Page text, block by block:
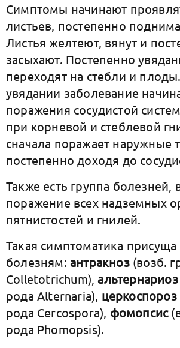
Симптомы начинают
листьев, постепенно
Листья желтеют, вянут и
засыхают. Постепенно
переходят на стебли и
увядании заболевание
поражения сосудистой
при корневой и стеблевой
сначала поражает наружные
постепенно доходя до
Также есть группа
поражение всех надземных
пятнистостей и гнилей.
Такая симптоматика
болезням: антракноз (возб.
Colletotrichum),альтернариоз
рода Alternaria), церкоспороз
рода Cercospora), фомопсис
рода Phomopsis).